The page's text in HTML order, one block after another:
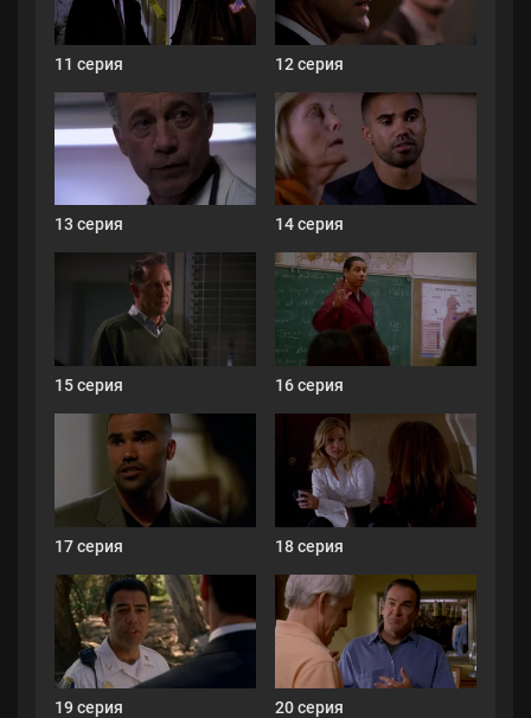
11 серия 12 серия
13 серия 14 серия
15 серия 16 серия
17 серия 18 серия
19 серия 20 серия